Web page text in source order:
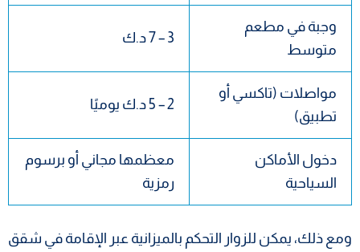
وجبة في مطعم
متوسط
3 – 7 د.ك
مواصلات (تاكسي أو
تطبيق)
2 – 5 د.ك يوميًا
دخول الأماكن
السياحية
معظمها مجاني أو برسوم
رمزية
ومع ذلك، يمكن للزوار التحكم بالميزانية عبر الإقامة في شقق